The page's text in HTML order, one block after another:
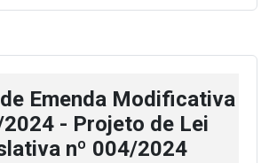
Emenda Modificativa
2024 - Projeto de Lei
nº 004/2024